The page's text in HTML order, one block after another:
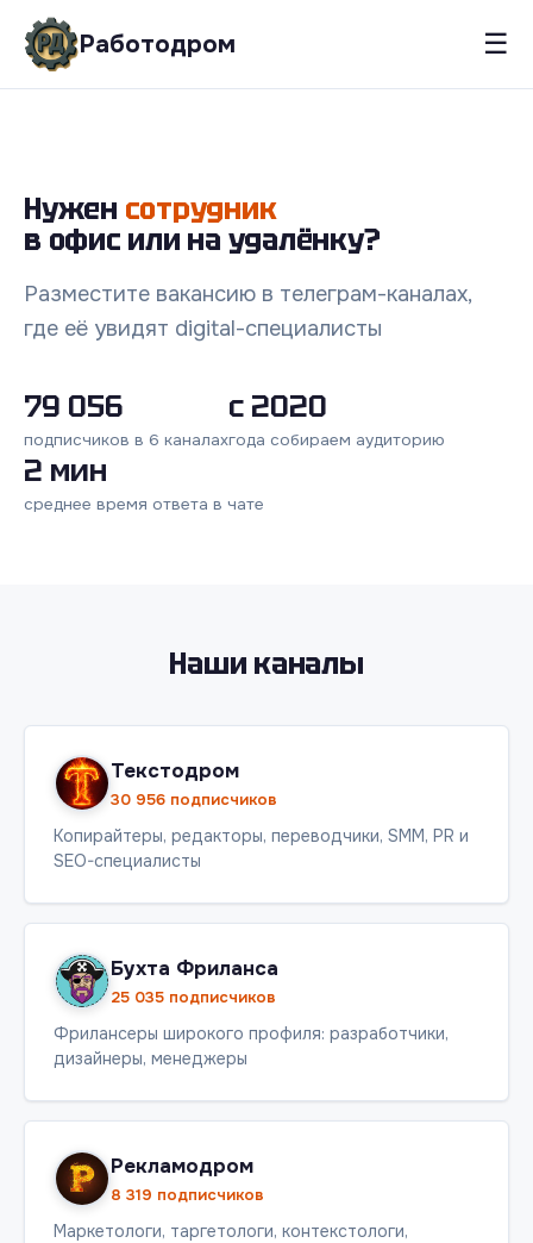
Работодром ☰
Нужен сотрудник
в офис или на удалёнку?
Разместите вакансию в телеграм-каналах,
где её увидят digital-специалисты
79 056
подписчиков в 6 каналах
с 2020
года собираем аудиторию
2 мин
среднее время ответа в чате
Наши каналы
Текстодром
30 956 подписчиков
Копирайтеры, редакторы, переводчики, SMM, PR и
SEO-специалисты
Бухта Фриланса
25 035 подписчиков
Фрилансеры широкого профиля: разработчики,
дизайнеры, менеджеры
Рекламодром
8 319 подписчиков
Маркетологи, таргетологи, контекстологи,